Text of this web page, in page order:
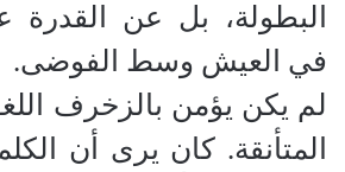
البطولة، بل عن القدرة
في العيش وسط الفوضى.
لم يكن يؤمن بالزخرف
المتأنقة. كان يرى أن